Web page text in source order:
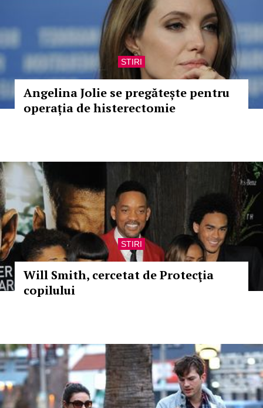
STIRI
Angelina Jolie se pregătește pentru
operația de histerectomie
STIRI
Will Smith, cercetat de Protecţia
copilului